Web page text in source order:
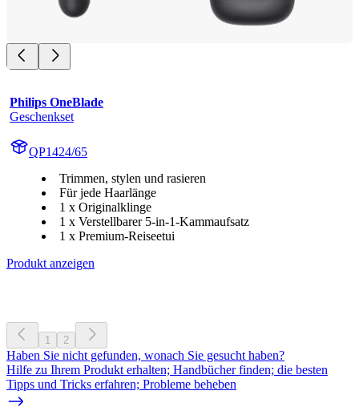
Philips OneBlade
Geschenkset
QP1424/65
Trimmen, stylen und rasieren
Für jede Haarlänge
1 x Originalklinge
1 x Verstellbarer 5-in-1-Kammaufsatz
1 x Premium-Reiseetui
Produkt anzeigen
1 2
Haben Sie nicht gefunden, wonach Sie gesucht haben?
Hilfe zu Ihrem Produkt erhalten; Handbücher finden; die besten
Tipps und Tricks erfahren; Probleme beheben